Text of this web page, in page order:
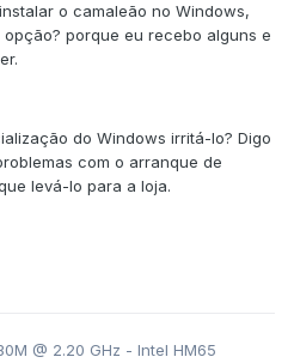
o camaleão no Windows,
porque eu recebo alguns e
do Windows irritá-lo? Digo
com o arranque de
levá-lo para a loja.
@ 2.20 GHz - Intel HM65